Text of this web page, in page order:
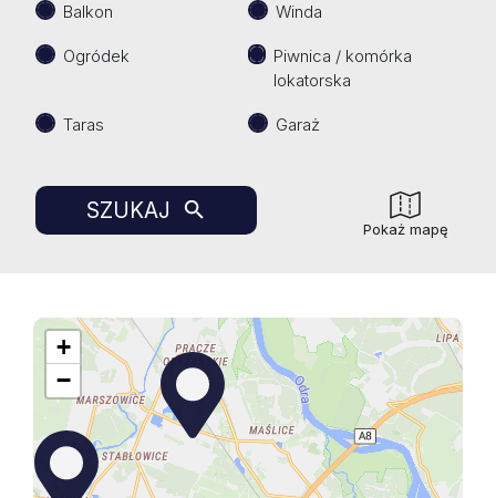
Balkon
Winda
Ogródek
Piwnica / komórka
lokatorska
Taras Garaż
SZUKAJ
Pokaż mapę
+
−